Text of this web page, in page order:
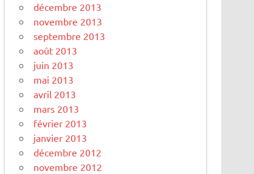
décembre 2013
novembre 2013
septembre 2013
août 2013
juin 2013
mai 2013
avril 2013
mars 2013
février 2013
janvier 2013
décembre 2012
novembre 2012